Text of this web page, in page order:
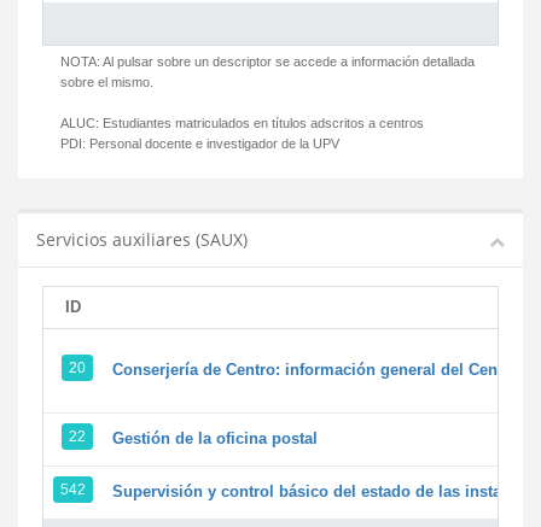
NOTA: Al pulsar sobre un descriptor se accede a información detallada
sobre el mismo.
ALUC: Estudiantes matriculados en títulos adscritos a centros
PDI: Personal docente e investigador de la UPV
Servicios auxiliares (SAUX)
ID
20 Conserjería de Centro: información general del Centro y
22 Gestión de la oficina postal
542 Supervisión y control básico del estado de las